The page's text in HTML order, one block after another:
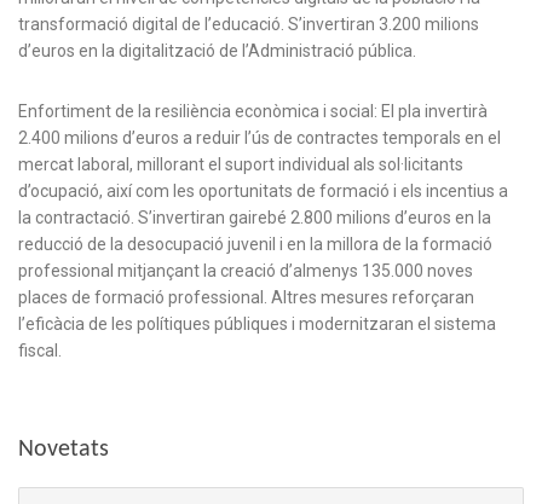
transformació digital de l’educació. S’invertiran 3.200 milions
d’euros en la digitalització de l’Administració pública.
Enfortiment de la resiliència econòmica i social: El pla invertirà
2.400 milions d’euros a reduir l’ús de contractes temporals en el
mercat laboral, millorant el suport individual als sol·licitants
d’ocupació, així com les oportunitats de formació i els incentius a
la contractació. S’invertiran gairebé 2.800 milions d’euros en la
reducció de la desocupació juvenil i en la millora de la formació
professional mitjançant la creació d’almenys 135.000 noves
places de formació professional. Altres mesures reforçaran
l’eficàcia de les polítiques públiques i modernitzaran el sistema
fiscal.
Novetats